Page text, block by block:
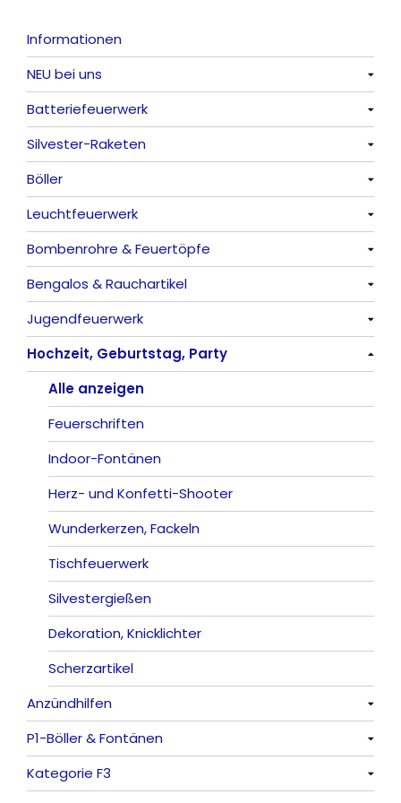
Informationen
NEU bei uns
Alle anzeigen
Batteriefeuerwerk
Alle anzeigen
Silvester-Raketen
Alle anzeigen
Böller
Alle anzeigen
China-Böller
Knaller / Kanonenschläge
Reibkopfknaller
Frösche, Pfeiffer
Leuchtfeuerwerk
Alle anzeigen
Vulkane
Fontänen
Sonnen
Feuervögel
Römische Lichter
Bombenrohre & Feuertöpfe
Alle anzeigen
Mit Rumms
Bezaubernde Effekte
Bengalos & Rauchartikel
Alle anzeigen
Bengalos
Rauchartikel
Jugendfeuerwerk
Alle anzeigen
Hochzeit, Geburtstag, Party
Alle anzeigen
Feuerschriften
Indoor-Fontänen
Herz- und Konfetti-Shooter
Wunderkerzen, Fackeln
Tischfeuerwerk
Silvestergießen
Dekoration, Knicklichter
Scherzartikel
Anzündhilfen
Alle anzeigen
P1-Böller & Fontänen
Alle anzeigen
Kategorie F3